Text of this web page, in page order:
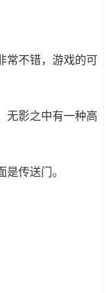
常不错，游戏的可
无影之中有一种高
传送门。